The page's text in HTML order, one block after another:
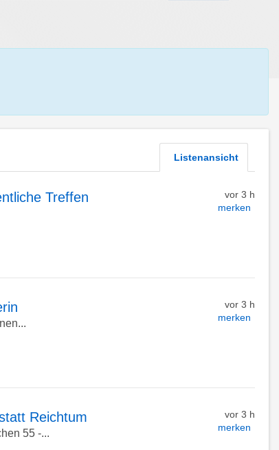
Listenansicht
Treffen
vor 3 h
merken
vor 3 h
merken
Reichtum
55 -...
vor 3 h
merken